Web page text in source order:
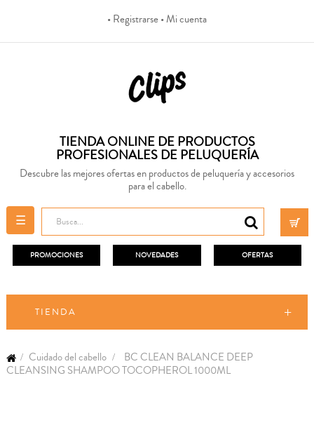
• Registrarse• Mi cuenta
TIENDA ONLINE DE PRODUCTOS
PROFESIONALES DE PELUQUERÍA
Descubre las mejores ofertas en productos de peluquería y accesorios
para el cabello.
Navegación
de
palanca
☰
PROMOCIONES NOVEDADES OFERTAS
TIENDA
Cuidado del cabello
BC CLEAN BALANCE DEEP
CLEANSING SHAMPOO TOCOPHEROL 1000ML